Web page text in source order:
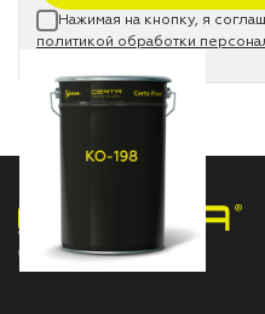
Нажимая на кнопку, я
политикой обработки
НПП «СПЕКТР» ЗАВОД ЛАКОКРАСОЧНЫХ МАТЕРИАЛОВ